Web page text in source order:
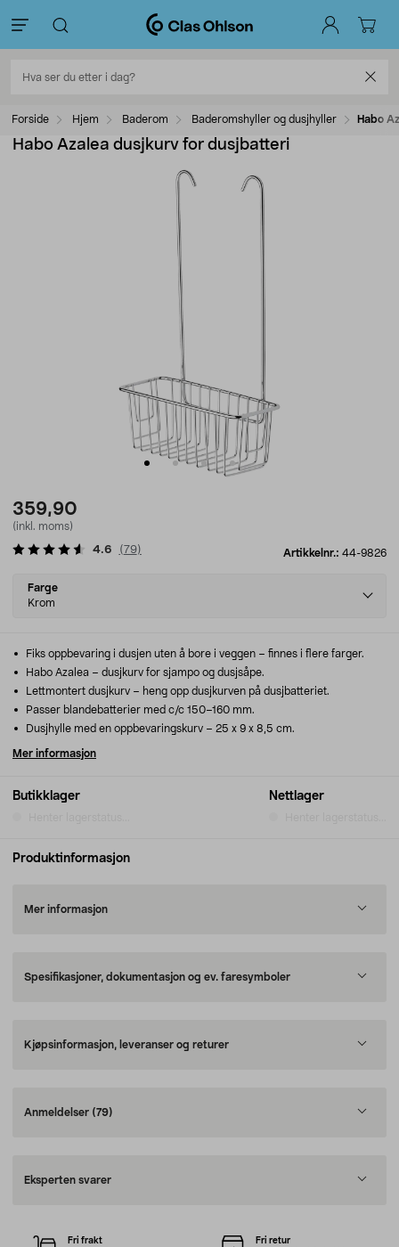
Forside Hjem Baderom Baderomshyller og dusjhyller Habo
Habo Azalea dusjkurv for dusjbatteri
359,90
(inkl. moms)
Artikkelnr.: 44-9826
4.6 (79)
Select
variant
Farge
Krom
Butikklager Nettlager
Fiks oppbevaring i dusjen uten å bore i veggen – finnes i flere farger.
Habo Azalea – dusjkurv for sjampo og dusjsåpe.
Lettmontert dusjkurv – heng opp dusjkurven på dusjbatteriet.
Passer blandebatterier med c/c 150–160 mm.
Dusjhylle med en oppbevaringskurv – 25 x 9 x 8,5 cm.
Mer informasjon
Produktinformasjon
Mer informasjon
Spesifikasjoner, dokumentasjon og ev. faresymboler
Kjøpsinformasjon, leveranser og returer
Anmeldelser (79)
Eksperten svarer
Fri frakt Fri retur